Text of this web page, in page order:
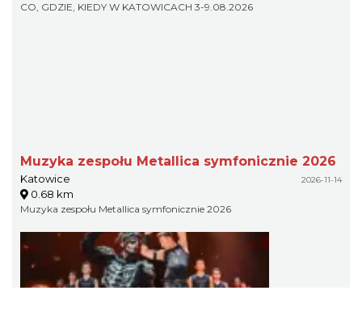
CO, GDZIE, KIEDY W KATOWICACH 3-9.08.2026
Muzyka zespołu Metallica symfonicznie 2026
Katowice 2026-11-14
0.68 km
Muzyka zespołu Metallica symfonicznie 2026